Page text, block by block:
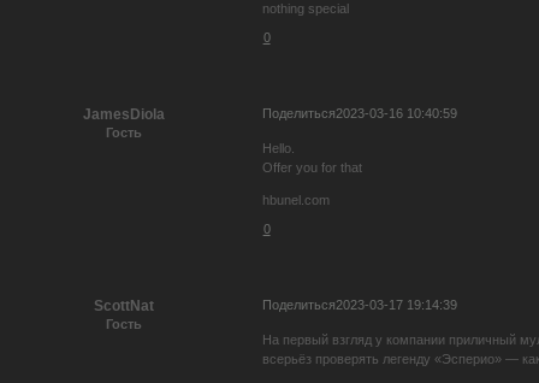
nothing special
0
Поделиться2023-03-16 10:40:59
JamesDiola
Гость
Hello.
Offer you for that
hbunel.com
0
Поделиться2023-03-17 19:14:39
ScottNat
Гость
На первый взгляд у компании приличный
всерьёз проверять легенду «Эсперио» —